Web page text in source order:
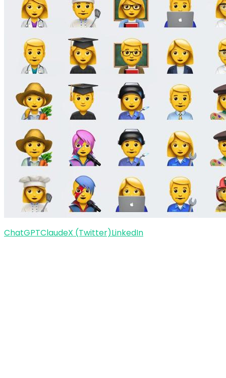
ChatGPTClaudeX (Twitter)LinkedIn